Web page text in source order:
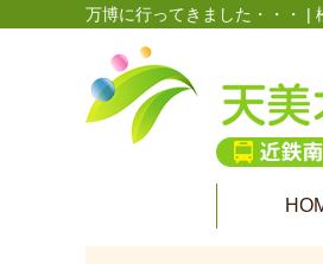
万博に行ってきました・・・ |